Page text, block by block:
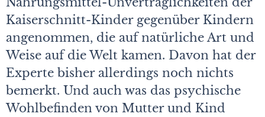
Kaiserschnitt-Kinder gegenüber Kindern
angenommen, die auf natürliche Art und
Weise auf die Welt kamen. Davon hat der
Experte bisher allerdings noch nichts
bemerkt. Und auch was das psychische
Wohlbefinden von Mutter und Kind